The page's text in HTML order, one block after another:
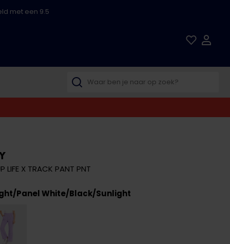
met een 9.5
LIFE X TRACK PANT PNT
Panel White/Black/Sunlight